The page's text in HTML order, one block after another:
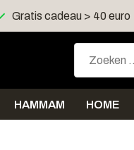
Gratis cadeau > 40 euro
HAMMAM HOME